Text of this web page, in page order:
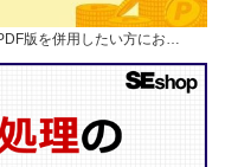
版を併用したい方にお…